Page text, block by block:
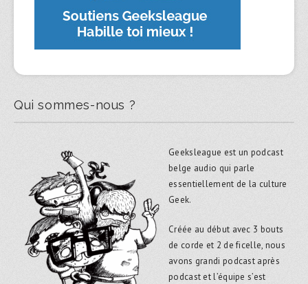
Qui sommes-nous ?
Geeksleague est un podcast
belge audio qui parle
essentiellement de la culture
Geek.
Créée au début avec 3 bouts
de corde et 2 de ficelle, nous
avons grandi podcast après
podcast et l’équipe s’est